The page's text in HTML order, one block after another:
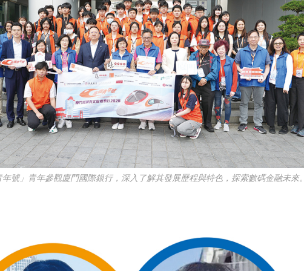
號」青年參觀廈門國際銀行，深入了解其發展歷程與特色，探索數碼金融未來。